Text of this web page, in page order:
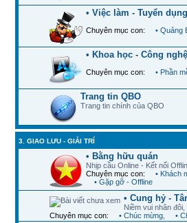
• Việc làm - Tuyển dụng
Chuyên mục con: • Quảng
• Khoa học - Công nghệ
Chuyên mục con: • Phần
Trang tin QBO
Trang tin chính của QBO
3. GIAO LƯU - GIẢI TRÍ
• Bằng hữu quán
Nhịp cầu Online - Kết nối
Chuyên mục con:
• Khách
• Gặp gỡ - Offline
• Cung hỷ -
Niềm vui nhân
Chuyên mục con:
• Chúc mừng •